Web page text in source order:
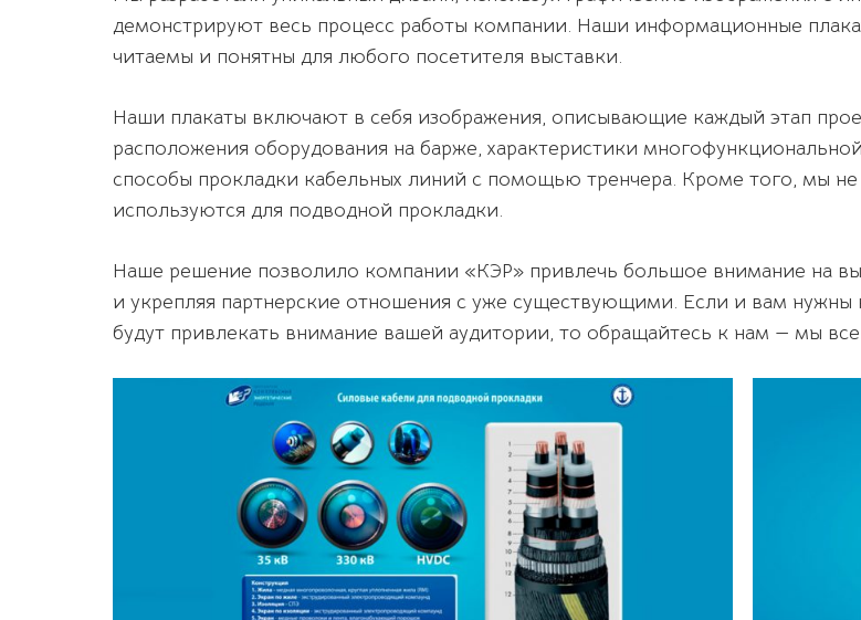
демонстрируют весь процесс работы компании. Наши информационные
читаемы и понятны для любого посетителя выставки.
Наши плакаты включают в себя изображения, описывающие каждый этап
расположения оборудования на барже, характеристики
способы прокладки кабельных линий с помощью тренчера. Кроме того, мы
используются для подводной прокладки.
Наше решение позволило компании «КЭР» привлечь большое внимание на
и укрепляя партнерские отношения с уже существующими. Если и вам
будут привлекать внимание вашей аудитории, то обращайтесь к нам — мы